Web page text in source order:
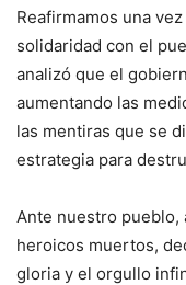
Reafirmamos una
solidaridad con el
analizó que el
aumentando las
las mentiras que se
estrategia para
Ante nuestro pueblo,
heroicos muertos,
gloria y el orgullo